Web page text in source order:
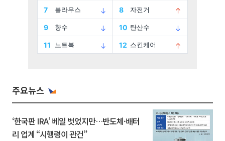
주요뉴스
‘한국판 IRA’ 베일 벗었지만…반도체·배터
리 업계 “시행령이 관건”